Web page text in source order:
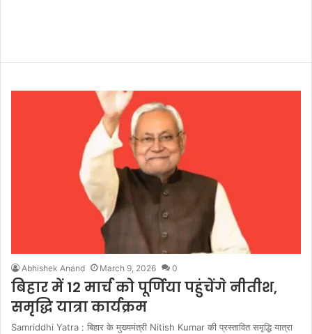
Abhishek Anand March 9, 2026 0
बिहार में 12 मार्च को पूर्णिया पहुंचेंगे नीतीश,
समृद्धि यात्रा कार्यक्रम
Samriddhi Yatra : बिहार के मुख्यमंत्री Nitish Kumar की प्रस्तावित समृद्धि यात्रा